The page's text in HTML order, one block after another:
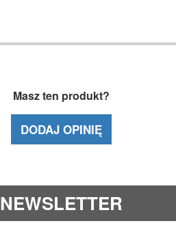
Masz ten produkt?
DODAJ OPINIĘ
NEWSLETTER